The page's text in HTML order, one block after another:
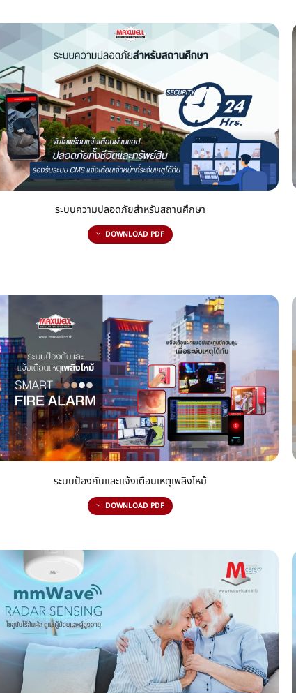
ระบบความปลอดภัยสำหรับสถานศึกษา
DOWNLOAD PDF
ระบบป้องกันและแจ้งเตือนเหตุเพลิงไหม้
DOWNLOAD PDF